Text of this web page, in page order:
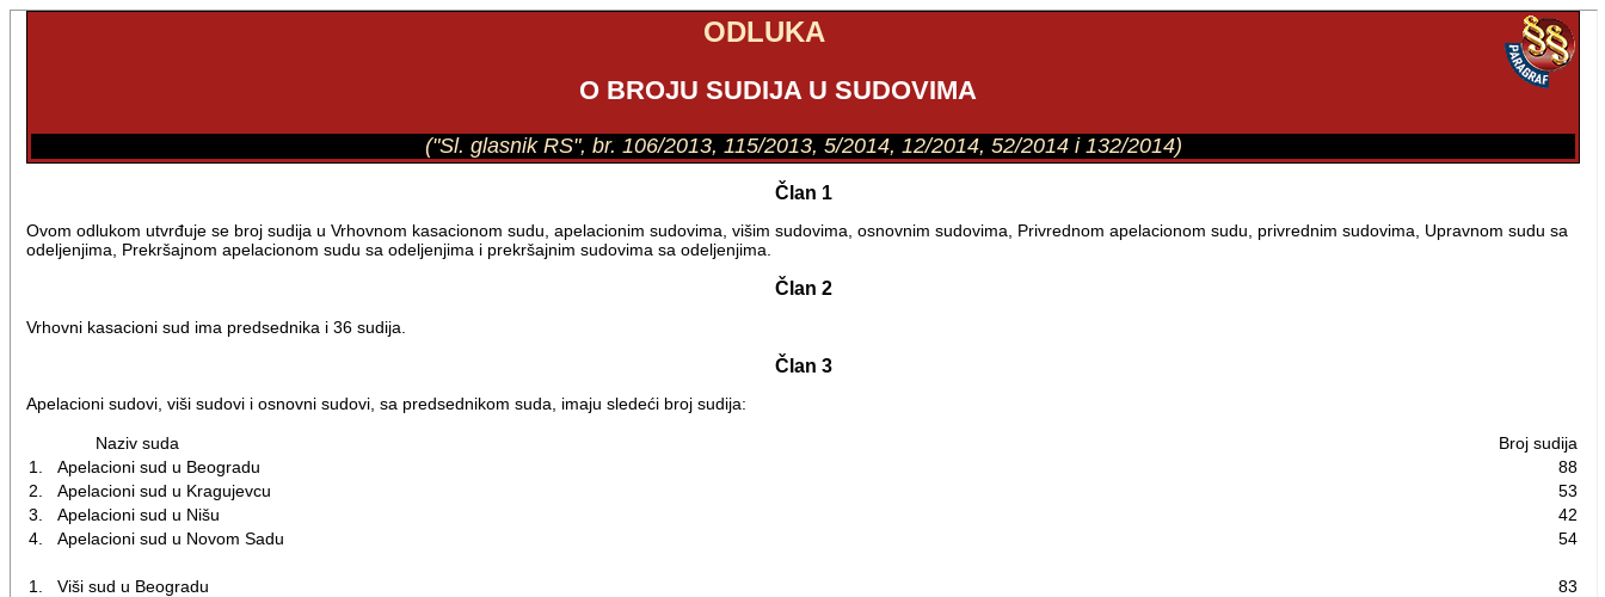
ODLUKA
O BROJU SUDIJA U SUDOVIMA
("Sl. glasnik RS", br. 106/2013, 115/2013, 5/2014, 12/2014, 52/2014 i 132/2014)
Član 1
Ovom odlukom utvrđuje se broj sudija u Vrhovnom kasacionom sudu, apelacionim sudovima, višim sudovima, osnovnim sudovima, Privrednom apelacionom sudu, privrednim sudovima, Upravnom sudu sa
odeljenjima, Prekršajnom apelacionom sudu sa odeljenjima i prekršajnim sudovima sa odeljenjima.
Član 2
Vrhovni kasacioni sud ima predsednika i 36 sudija.
Član 3
Apelacioni sudovi, viši sudovi i osnovni sudovi, sa predsednikom suda, imaju sledeći broj sudija:
Naziv suda
Broj sudija
1.
Apelacioni sud u Beogradu
88
2.
Apelacioni sud u Kragujevcu
53
3.
Apelacioni sud u Nišu
42
4.
Apelacioni sud u Novom Sadu 54
1. Viši sud u Beogradu
83